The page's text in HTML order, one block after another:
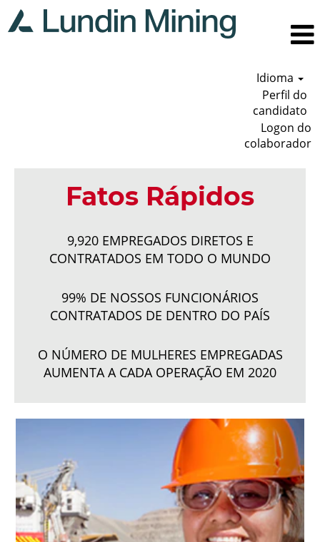
Idioma
Perfil do
candidato
Logon do
colaborador
Fatos Rápidos
9,920 EMPREGADOS DIRETOS E
CONTRATADOS EM TODO O MUNDO
99% DE NOSSOS FUNCIONÁRIOS
CONTRATADOS DE DENTRO DO PAÍS
O NÚMERO DE MULHERES EMPREGADAS
AUMENTA A CADA OPERAÇÃO EM 2020